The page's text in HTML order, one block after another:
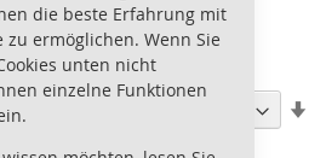
die beste Erfahrung mit
zu ermöglichen. Wenn Sie
unten nicht
einzelne Funktionen
Sortieren nach